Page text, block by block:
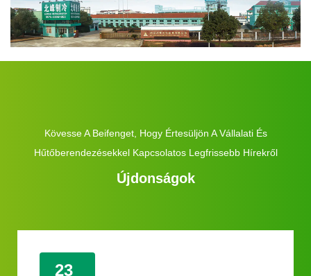
Kövesse A Beifenget, Hogy Értesüljön A Vállalati És
Hűtőberendezésekkel Kapcsolatos Legfrissebb Hírekről
Újdonságok
23